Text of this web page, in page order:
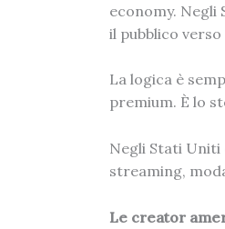
economy. Negli
il pubblico
La logica è
premium. È lo
Negli Stati
streaming,
Le creator